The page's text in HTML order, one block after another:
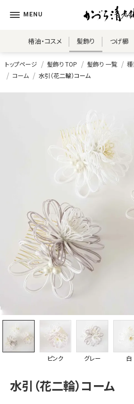
椿油・コスメ 髪飾り つげ櫛
トップページ 髪飾り TOP 髪飾り 一覧
コーム
水引（花二輪）コーム
ピンク グレー 白
水引（花二輪）コーム